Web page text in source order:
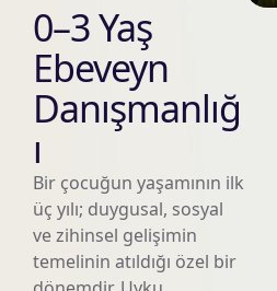
0–3 Yaş
Ebeveyn
Danışmanlığ
ı
Bir çocuğun yaşamının ilk
üç yılı; duygusal, sosyal
ve zihinsel gelişimin
temelinin atıldığı özel bir